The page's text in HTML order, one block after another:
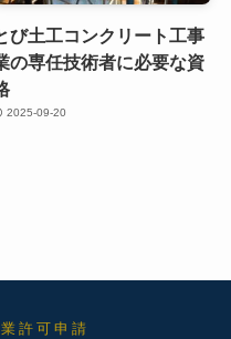
び土工コンクリート工事
の専任技術者に必要な資
2025-09-20
許可申請